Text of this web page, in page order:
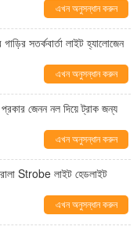
এখন অনুসন্ধান করুন
সতর্কবার্তা লাইট হ্যালোজেন
এখন অনুসন্ধান করুন
জেনন নল দিয়ে ট্রাক জন্য
এখন অনুসন্ধান করুন
Strobe লাইট হেডলাইট
এখন অনুসন্ধান করুন